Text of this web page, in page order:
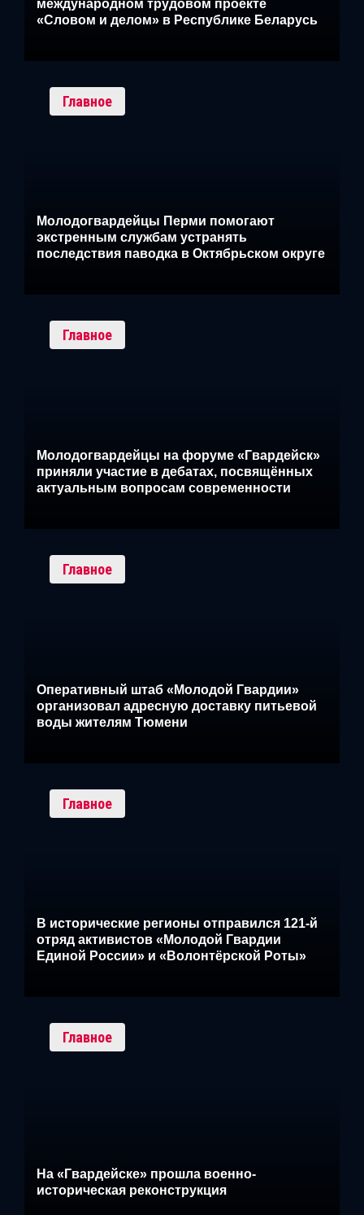
международном трудовом проекте
«Словом и делом» в Республике Беларусь
Главное
Молодогвардейцы Перми помогают
экстренным службам устранять
последствия паводка в Октябрьском округе
Главное
Молодогвардейцы на форуме «Гвардейск»
приняли участие в дебатах, посвящённых
актуальным вопросам современности
Главное
Оперативный штаб «Молодой Гвардии»
организовал адресную доставку питьевой
воды жителям Тюмени
Главное
В исторические регионы отправился 121-й
отряд активистов «Молодой Гвардии
Единой России» и «Волонтёрской Роты»
Главное
На «Гвардейске» прошла военно-
историческая реконструкция